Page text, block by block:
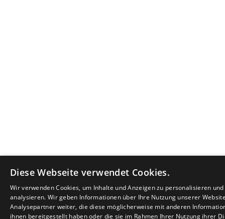
Diese Webseite verwendet Cookies.
Wir verwenden Cookies, um Inhalte und Anzeigen zu personalisieren
analysieren. Wir geben Informationen über Ihre Nutzung unserer
Analysepartner weiter, die diese möglicherweise mit anderen
ihnen bereitgestellt haben oder die sie im Rahmen Ihrer Nutzung ihrer